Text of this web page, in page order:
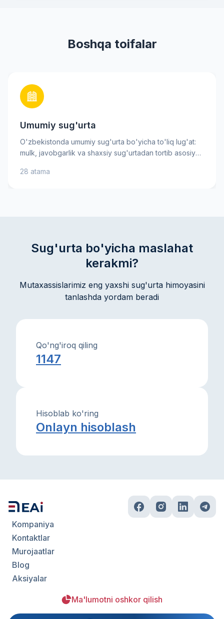
Boshqa toifalar
Umumiy sug'urta
O'zbekistonda umumiy sug'urta bo'yicha to'liq lug'at:
mulk, javobgarlik va shaxsiy sug'urtadan tortib asosiy
tovon puli kabi muhim atamalarni bilib oling — bu sizga
28 atama
Sug'urta bo'yicha maslahat
kerakmi?
Mutaxassislarimiz eng yaxshi sug'urta himoyasini
tanlashda yordam beradi
Qo'ng'iroq qiling
1147
Hisoblab ko'ring
Onlayn hisoblash
Kompaniya
Kontaktlar
Murojaatlar
Blog
Aksiyalar
Ma'lumotni oshkor qilish